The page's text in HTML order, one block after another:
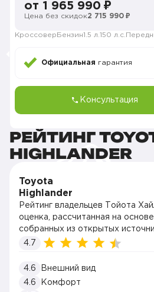
от 1 965 990 ₽
Цена без скидок2 715 990 ₽
Кроссовер Бензин1.5 л. 150 л.с.
Официальная гарантия
Консультация
РЕЙТИНГ
HIGHLANDER
Toyota
Highlander
Рейтинг владельцев Тойота
оценка, рассчитанная на
собранных из открытых
4.7
4.6
Внешний вид
4.6
Комфорт